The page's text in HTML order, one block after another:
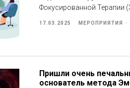
Фокусированной Терапии
17.03.2025 МЕРОПРИЯТИЯ
Пришли очень
основатель метода